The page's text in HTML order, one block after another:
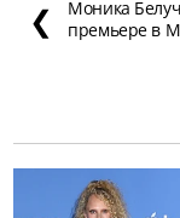
❮
Моника
премьере в